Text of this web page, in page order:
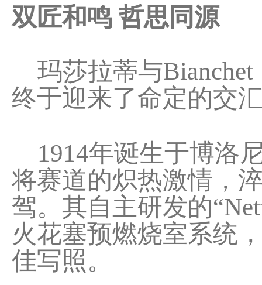
双匠和鸣 哲思同源
玛莎拉蒂与Bianchet
终于迎来了命定的交
1914年诞生于博洛
将赛道的炽热激情，
驾。其自主研发的
火花塞预燃烧室系统
佳写照。